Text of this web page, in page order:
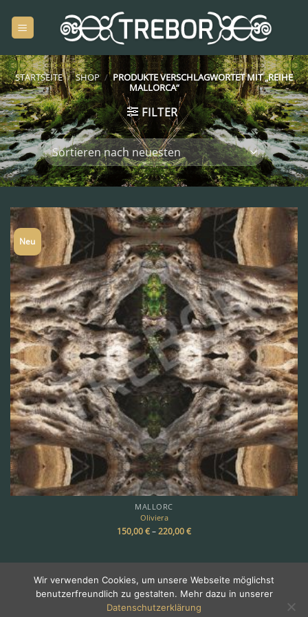
Inhalt
springen
STARTSEITE / SHOP / PRODUKTE VERSCHLAGWORTET MIT „REIHE
MALLORCA“
FILTER
Neu
MALLORC
Oliviera
150,00€–220,00€
Copyright 2026 ©TREBOR
Wir verwenden Cookies, um unsere Webseite möglichst
benutzerfreundlich zu gestalten. Mehr dazu in unserer
Datenschutzerklärung